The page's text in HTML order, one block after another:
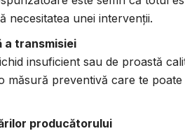
necesitatea unei intervenții.
a transmisiei
insuficient sau de proastă
măsură preventivă care te
producătorului